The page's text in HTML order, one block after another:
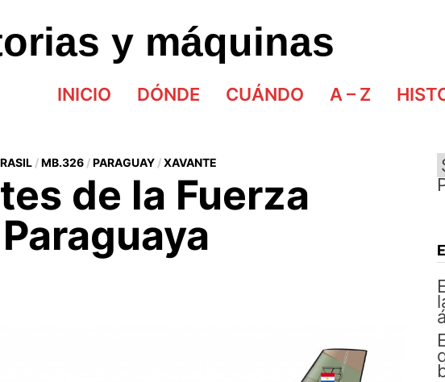
y máquinas
INICIO DÓNDE CUÁNDO A – Z
/MB.326/PARAGUAY/XAVANTE
de la Fuerza